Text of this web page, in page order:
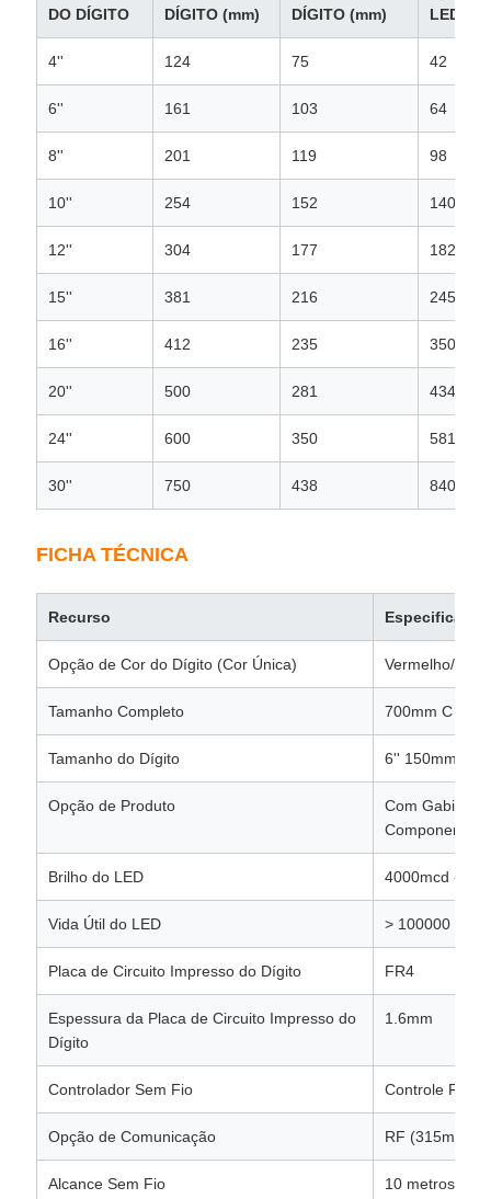
DO DÍGITO
DÍGITO (mm)
DÍGITO (mm)
LED
4'' 124 75 42
6'' 161 103 64
8'' 201 119 98
10'' 254 152 140
12'' 304 177 182
15'' 381 216 245
16'' 412 235 350
20'' 500 281 434
24'' 600 350 581
30'' 750 438 840
FICHA TÉCNICA
Recurso Especificação
Opção de Cor do Dígito (Cor Única) Vermelho/
Tamanho Completo 700mm C x
Tamanho do Dígito 6'' 150mm
Opção de Produto
Com Gabinete
Componente
Brilho do LED 4000mcd -
Vida Útil do LED > 100000
Placa de Circuito Impresso do Dígito FR4
Espessura da Placa de Circuito Impresso do
Dígito
1.6mm
Controlador Sem Fio Controle
Opção de Comunicação RF (315mhz)
Alcance Sem Fio 10 metros